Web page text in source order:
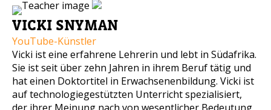
VICKI SNYMAN
YouTube-Künstler
Vicki ist eine erfahrene Lehrerin und lebt in Südafrika.
Sie ist seit über zehn Jahren in ihrem Beruf tätig und
hat einen Doktortitel in Erwachsenenbildung. Vicki ist
auf technologiegestützten Unterricht spezialisiert,